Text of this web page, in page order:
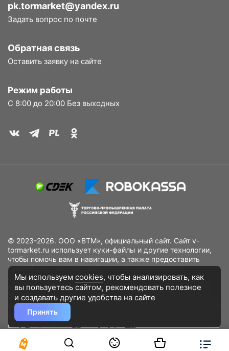
pk.tormarket@yandex.ru
Задать вопрос по почте
Обратная связь
Оставить заявку на сайте
Режим работы
С 8:00 до 20:00 Без выходных
© 2023-2026. ООО «ВТМ», официальный сайт. Сайт v-
tormarket.ru использует куки-файлы и другие технологии,
чтобы помочь вам в навигации, а также предоставить
лучший пользовательский опыт, анализировать
использование наших продуктов и услуг, повысить
качество рекламных и маркетинговых активностей. Если
Вы не хотите, чтобы Ваши пользовательские данные
обрабатывались, пожалуйста, ограничьте их использование
в своём браузере.
конфиденциальности
Разработано DST Global
Мы используем cookies, чтобы анализировать, как
вы пользуетесь сайтом, рекомендовать полезное
и создавать другие удобства на сайте
Принять